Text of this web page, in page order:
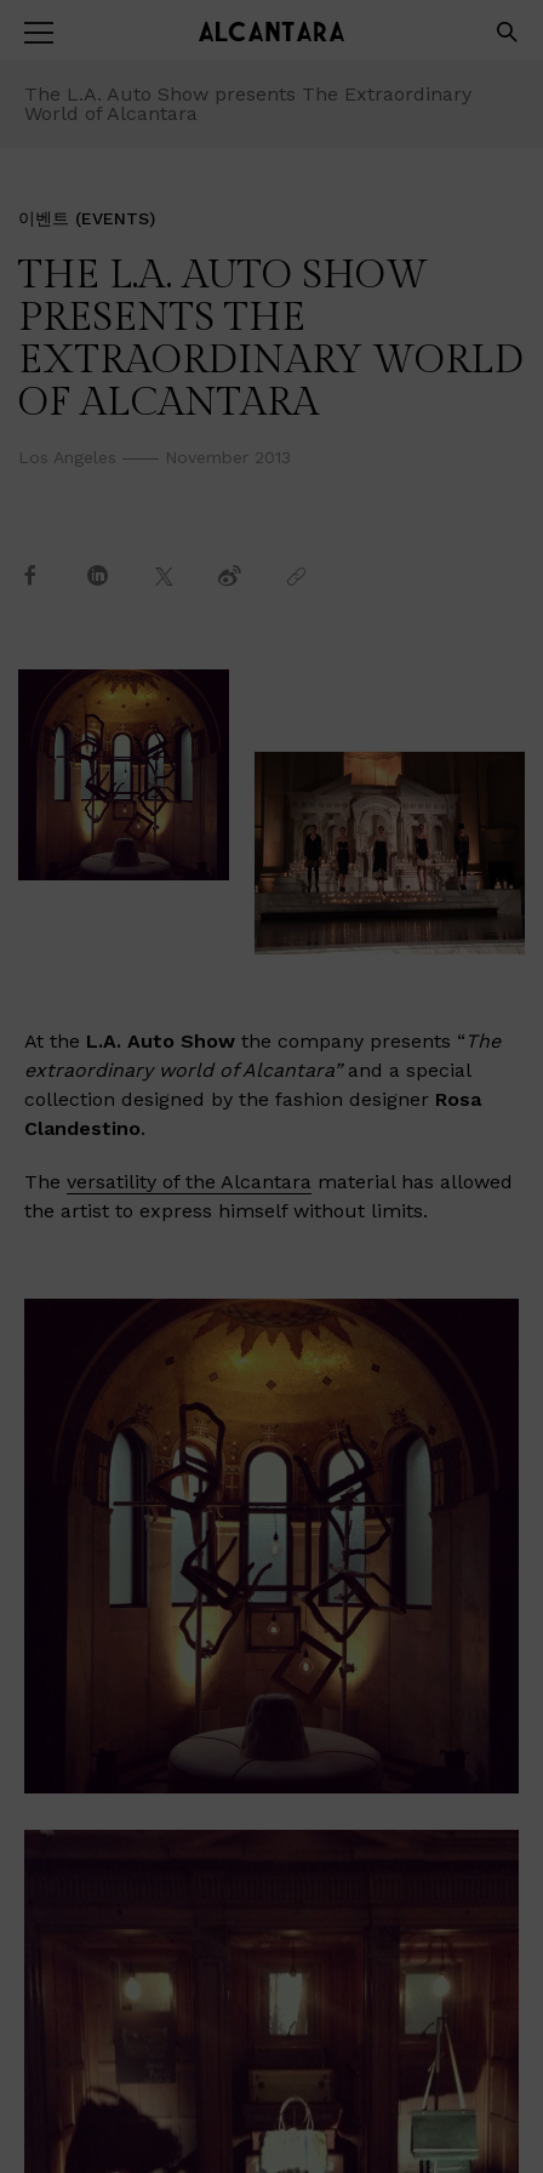
The L.A. Auto Show presents The Extraordinary
World of Alcantara
이벤트 (EVENTS)
THE L.A. AUTO SHOW
PRESENTS THE
EXTRAORDINARY WORLD
OF ALCANTARA
Los Angeles November 2013
At the L.A. Auto Show the company presents “ The
extraordinary world of Alcantara”and a special
collection designed by the fashion designer Rosa
Clandestino.
The versatility of the Alcantara material has allowed
the artist to express himself without limits.